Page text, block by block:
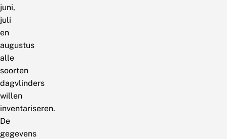
juni,
juli
en
augustus
alle
soorten
dagvlinders
willen
inventariseren.
De
gegevens